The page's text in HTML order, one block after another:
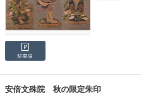
駐車場
安倍文殊院 秋の限定朱印